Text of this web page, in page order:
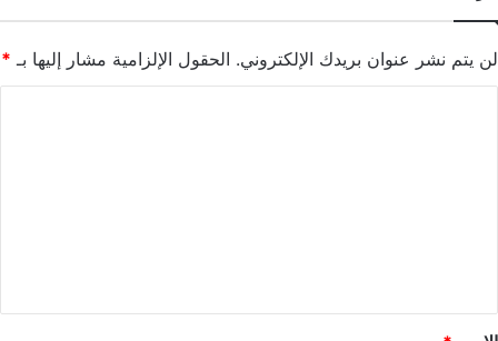
لن يتم نشر عنوان بريدك الإلكتروني. الحقول الإلزامية مشار إليها بـ *
*